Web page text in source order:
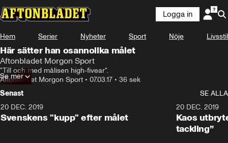
Logga in
Hem Serier Nyheter Sport Nöje Livsstil
Här sätter han osannolika målet
Aftonbladet Morgon Sport
"Till och med målisen high-fivear".
Aftonbladet Morgon Sport • 07.03.17 • 36 sek
Se mer
Senast
SE ALLA
20 DEC. 2019
Svenskens "kupp" efter målet
20 DEC. 2019
Kaos
tackling”